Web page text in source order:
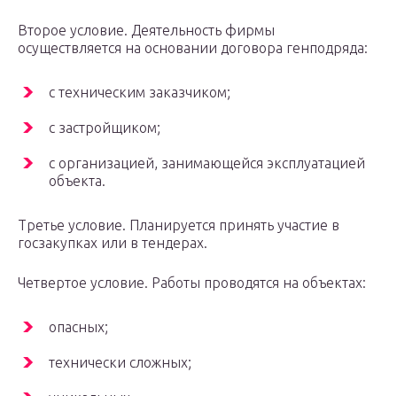
Второе условие. Деятельность фирмы
осуществляется на основании договора генподряда:
с техническим заказчиком;
с застройщиком;
с организацией, занимающейся эксплуатацией
объекта.
Третье условие. Планируется принять участие в
госзакупках или в тендерах.
Четвертое условие. Работы проводятся на объектах:
опасных;
технически сложных;